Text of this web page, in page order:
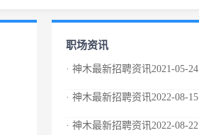
职场资讯
· 神木最新招聘资讯2021-05-24
· 神木最新招聘资讯2022-08-15
· 神木最新招聘资讯2022-08-22